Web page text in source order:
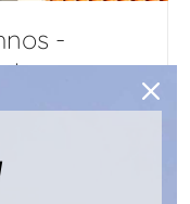
-
posto
infinite
a varie